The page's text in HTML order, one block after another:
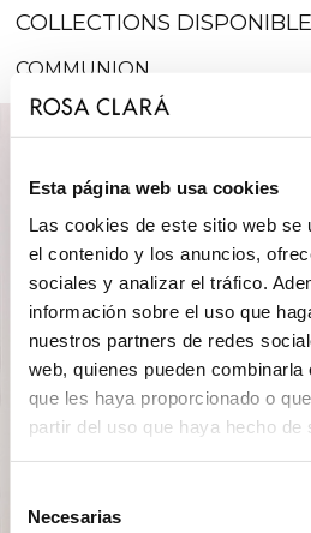
Esta página web usa cookies
Las cookies de este sitio web se
el contenido y los anuncios,
sociales y analizar el tráfico.
información sobre el uso que
nuestros partners de redes
web, quienes pueden
que les haya proporcionado o
partir del uso que haya hecho
Necesarias
COLLECTIONS
COMMUNION